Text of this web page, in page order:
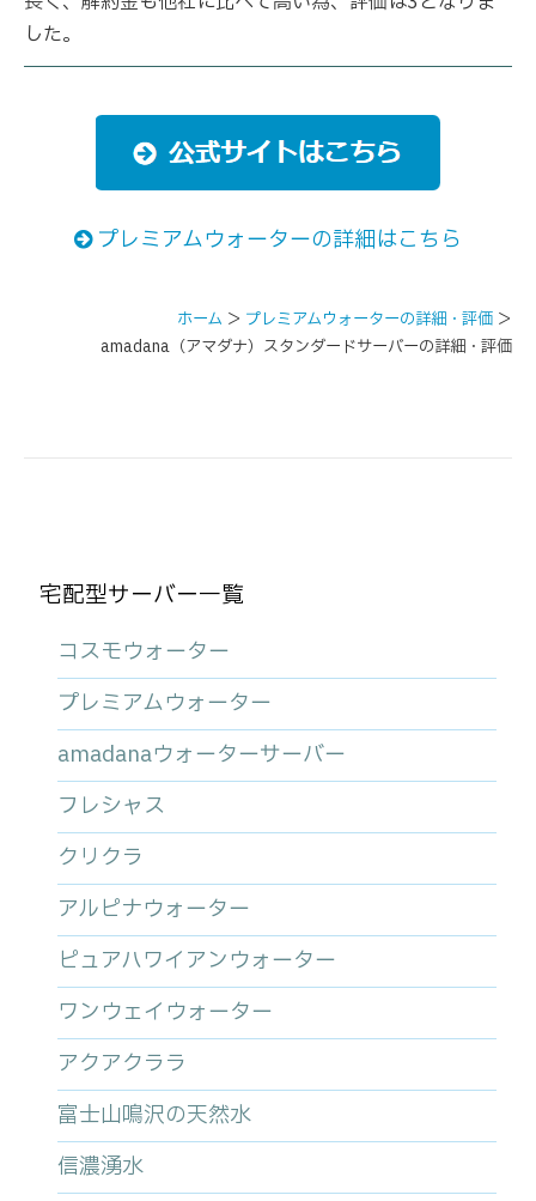
した。
プレミアムウォーターの詳細はこちら
ホーム ＞ プレミアムウォーターの詳細・評価 ＞
amadana（アマダナ）スタンダードサーバーの詳細・評価
宅配型サーバー一覧
コスモウォーター
プレミアムウォーター
amadanaウォーターサーバー
フレシャス
クリクラ
アルピナウォーター
ピュアハワイアンウォーター
ワンウェイウォーター
アクアクララ
富士山鳴沢の天然水
信濃湧水